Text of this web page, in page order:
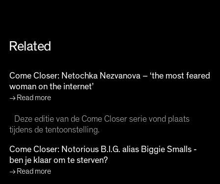
Related
Come Closer: Netochka Nezvanova – ‘the most feared
woman on the internet’
Read more
Deze editie van de Come Closer serie vond plaats
tijdens de tentoonstelling.
Come Closer: Notorious B.I.G. alias Biggie Smalls -
ben je klaar om te sterven?
Read more